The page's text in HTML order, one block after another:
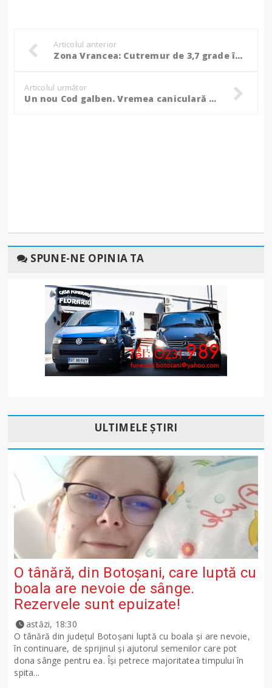
Articolul anterior
Zona Vrancea: Cutremur de 3,7 grade în această dimineața
Articolul următor
Un nou Cod galben. Vremea caniculară mai poposește în Botoșani
SPUNE-NE OPINIA TA
ULTIMELE ȘTIRI
O tânără, din Botoșani, care luptă cu
boala are nevoie de sânge.
Rezervele sunt epuizate!
astăzi, 18:30
O tânără din județul Botoșani luptă cu boala și are nevoie,
în continuare, de sprijinul și ajutorul semenilor care pot
dona sânge pentru ea. Își petrece majoritatea timpului în
spita...